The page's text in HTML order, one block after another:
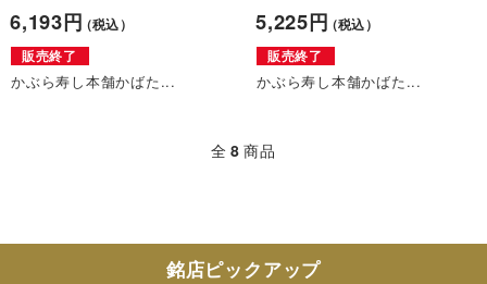
6,193円（税込）
販売終了
かぶら寿し本舗かばた...
5,225円（税込）
販売終了
かぶら寿し本舗かばた...
全 8 商品
銘店ピックアップ